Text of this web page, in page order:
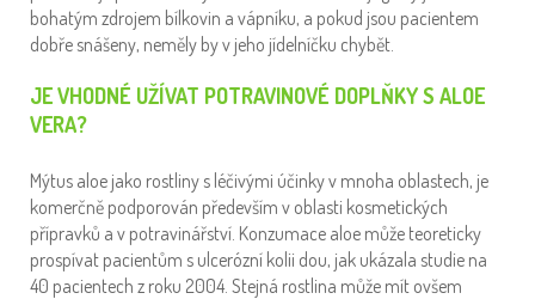
bohatým zdrojem bílkovin a vápníku, a pokud jsou pacientem
dobře snášeny, neměly by v jeho jídelníčku chybět.
JE VHODNÉ UŽÍVAT POTRAVINOVÉ DOPLŇKY S ALOE
VERA?
Mýtus aloe jako rostliny s léčivými účinky v mnoha oblastech, je
komerčně podporován především v oblasti kosmetických
přípravků a v potravinářství. Konzumace aloe může teoreticky
prospívat pacientům s ulcerózní kolii dou, jak ukázala studie na
40 pacientech z roku 2004. Stejná rostlina může mít ovšem